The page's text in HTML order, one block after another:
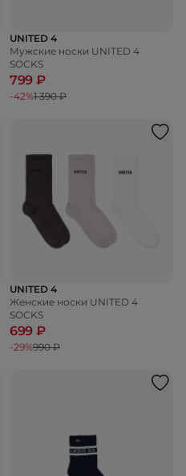
UNITED 4
Мужские носки UNITED 4
SOCKS
799 ₽
-42%1 390 ₽
UNITED 4
Женские носки UNITED 4
SOCKS
699 ₽
-29%990 ₽